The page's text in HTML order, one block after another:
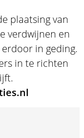
plaatsing van
verdwijnen en
in geding.
in te richten